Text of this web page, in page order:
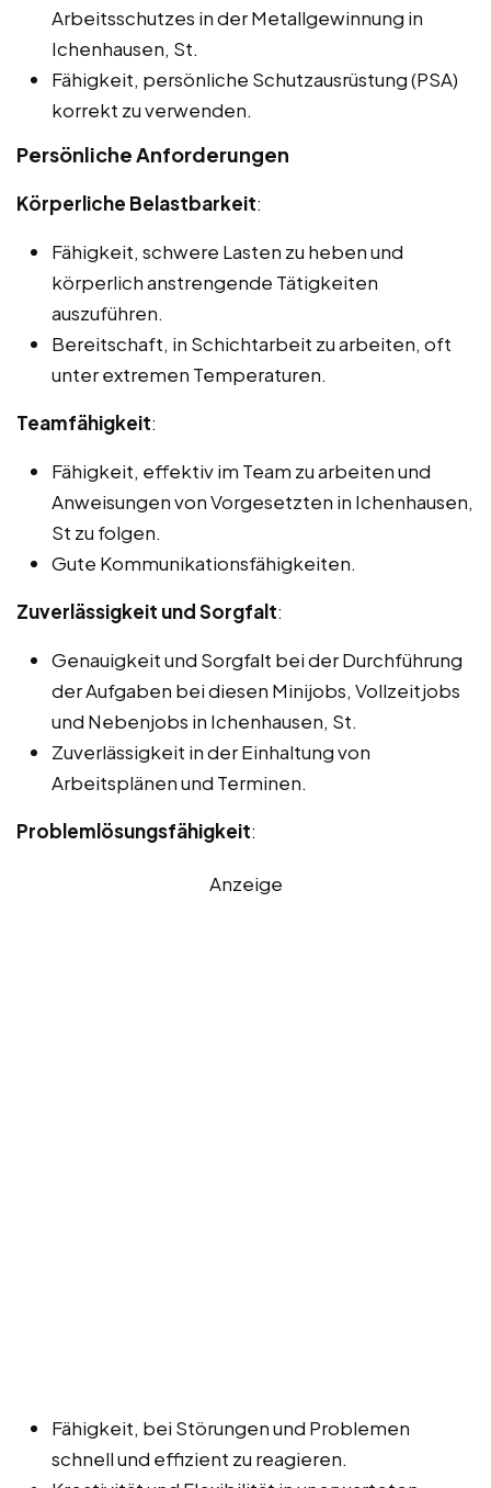
Arbeitsschutzes in der Metallgewinnung in
Ichenhausen, St.
Fähigkeit, persönliche Schutzausrüstung (PSA)
korrekt zu verwenden.
Persönliche Anforderungen
Körperliche Belastbarkeit:
Fähigkeit, schwere Lasten zu heben und
körperlich anstrengende Tätigkeiten
auszuführen.
Bereitschaft, in Schichtarbeit zu arbeiten, oft
unter extremen Temperaturen.
Teamfähigkeit:
Fähigkeit, effektiv im Team zu arbeiten und
Anweisungen von Vorgesetzten in Ichenhausen,
St zu folgen.
Gute Kommunikationsfähigkeiten.
Zuverlässigkeit und Sorgfalt:
Genauigkeit und Sorgfalt bei der Durchführung
der Aufgaben bei diesen Minijobs, Vollzeitjobs
und Nebenjobs in Ichenhausen, St.
Zuverlässigkeit in der Einhaltung von
Arbeitsplänen und Terminen.
Problemlösungsfähigkeit:
Anzeige
Fähigkeit, bei Störungen und Problemen
schnell und effizient zu reagieren.